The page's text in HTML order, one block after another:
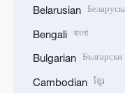
Belarusian
Bengali বাংলা
Bulgarian Български
Cambodian ខ្មែរ